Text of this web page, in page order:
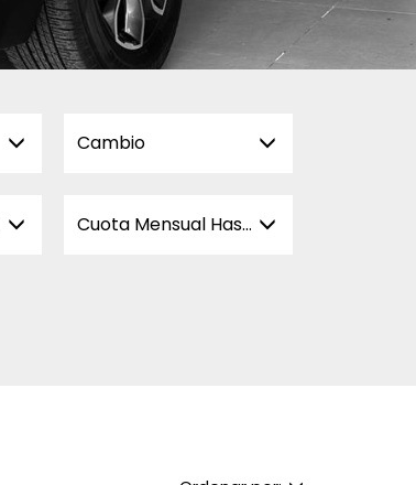
Cambio
Cuota Mensual Hasta